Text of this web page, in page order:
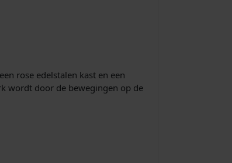
rose edelstalen kast en een
wordt door de bewegingen op de